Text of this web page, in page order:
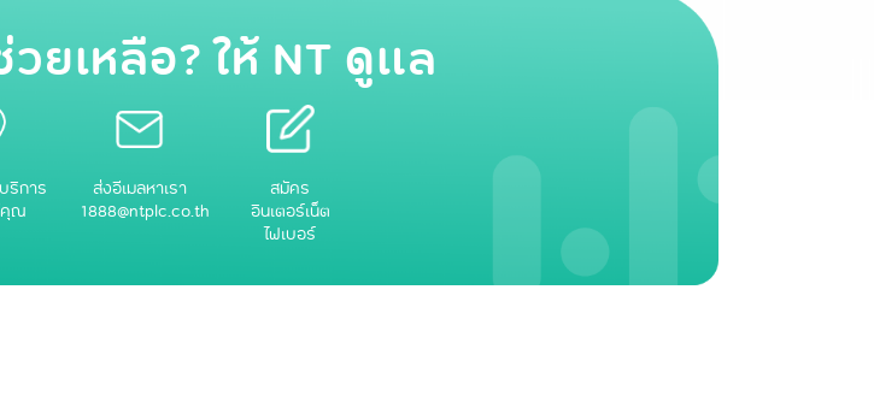
ยเหลือ? ให้ NT ดูแล
ริการ
คุณ
ส่งอีเมลหาเรา
1888@ntplc.co.th
สมัคร
อินเตอร์เน็ต
ไฟเบอร์